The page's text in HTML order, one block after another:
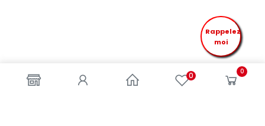
0 0
Rappelez
moi